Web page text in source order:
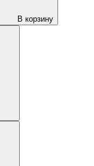
В корзину